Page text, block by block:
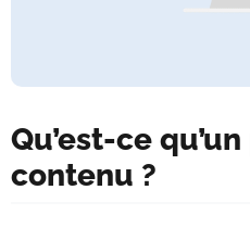
Qu’est-ce
contenu ?